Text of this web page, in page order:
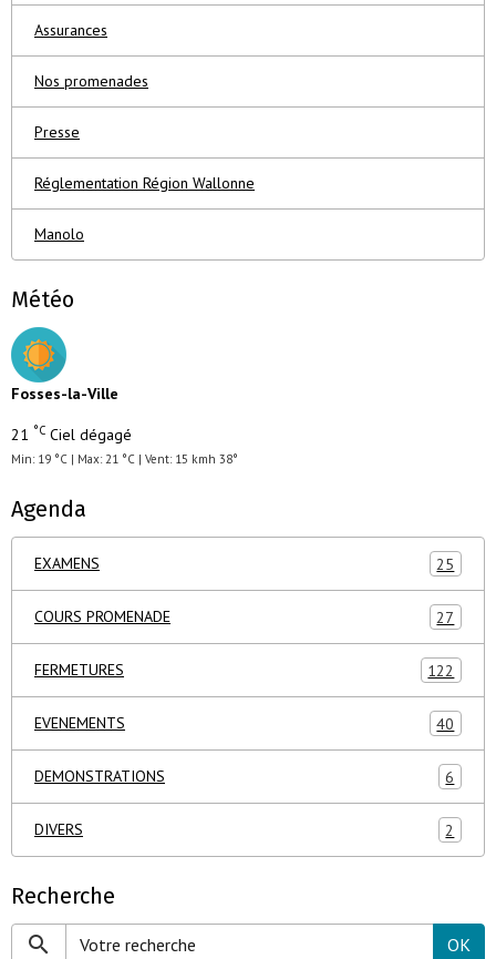
Assurances
Nos promenades
Presse
Réglementation Région Wallonne
Manolo
Météo
Fosses-la-Ville
21 °C Ciel dégagé
Min: 19 °C | Max: 21 °C | Vent: 15 kmh 38°
Agenda
EXAMENS 25
COURS PROMENADE 27
FERMETURES 122
EVENEMENTS 40
DEMONSTRATIONS 6
DIVERS 2
Recherche
OK